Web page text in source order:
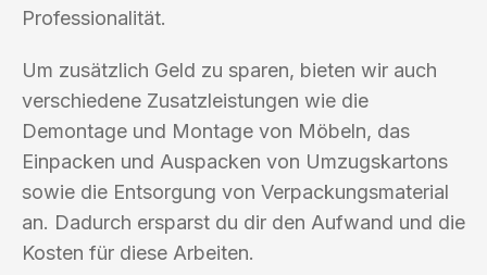
Professionalität.
Um zusätzlich Geld zu sparen, bieten wir auch
verschiedene Zusatzleistungen wie die
Demontage und Montage von Möbeln, das
Einpacken und Auspacken von Umzugskartons
sowie die Entsorgung von Verpackungsmaterial
an. Dadurch ersparst du dir den Aufwand und die
Kosten für diese Arbeiten.